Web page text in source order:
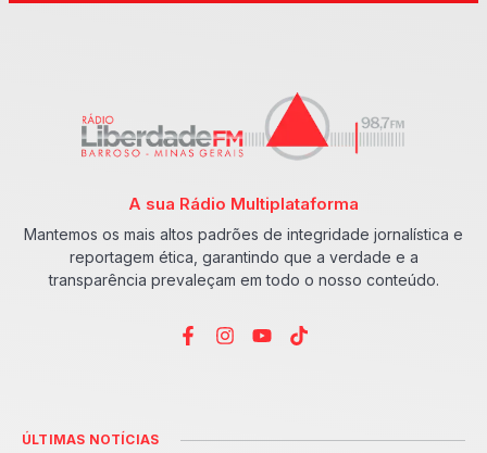
A sua Rádio Multiplataforma
Mantemos os mais altos padrões de integridade jornalística e
reportagem ética, garantindo que a verdade e a
transparência prevaleçam em todo o nosso conteúdo.
ÚLTIMAS NOTÍCIAS